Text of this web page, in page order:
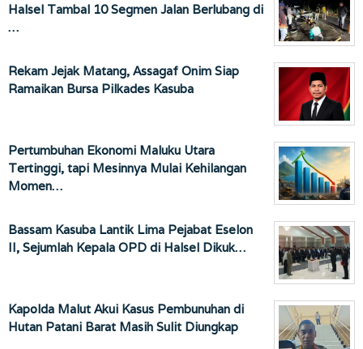
Halsel Tambal 10 Segmen Jalan Berlubang di
…
Rekam Jejak Matang, Assagaf Onim Siap
Ramaikan Bursa Pilkades Kasuba
Pertumbuhan Ekonomi Maluku Utara
Tertinggi, tapi Mesinnya Mulai Kehilangan
Momen…
Bassam Kasuba Lantik Lima Pejabat Eselon
II, Sejumlah Kepala OPD di Halsel Dikuk…
Kapolda Malut Akui Kasus Pembunuhan di
Hutan Patani Barat Masih Sulit Diungkap